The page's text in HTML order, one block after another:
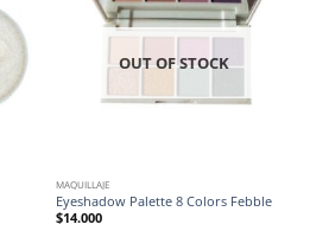
OUT OF STOCK
MAQUILLAJE
Eyeshadow Palette 8 Colors Febble
$14.000